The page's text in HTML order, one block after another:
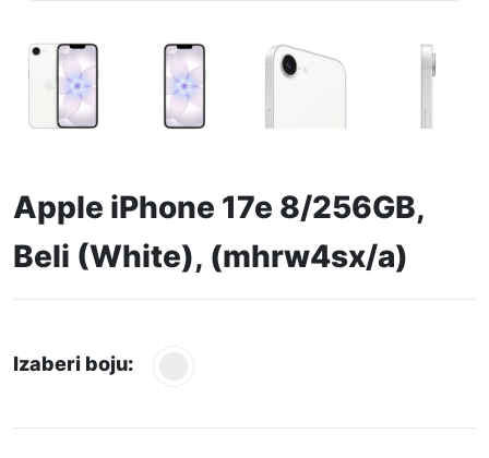
Apple iPhone 17e 8/256GB,
Beli (White), (mhrw4sx/a)
Izaberi boju: